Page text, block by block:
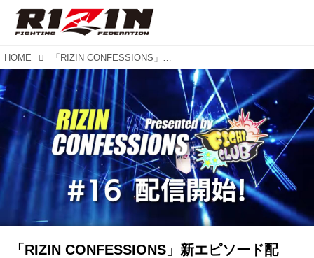
HOME 「RIZIN CONFESSIONS」新エピソード配信！
「RIZIN CONFESSIONS」新エピソード配